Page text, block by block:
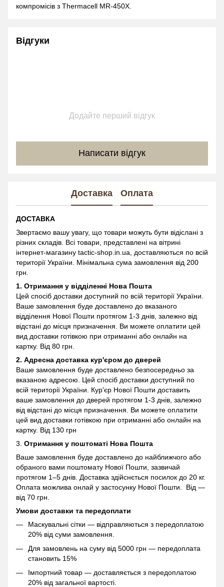
компромісів з Thermacell MR-450X.
Відгуки
Додайте перший відгук
Написати відгук
Доставка Оплата
ДОСТАВКА
Звертаємо вашу увагу, що товари можуть бути відіслані з
різних складів. Всі товари, представлені на вітрині
інтернет-магазину tactic-shop.in.ua, доставляються по всій
території України. Мінімальна сума замовлення від 200
грн.
1. Отримання у відділенні Нова Пошта
Цей спосіб доставки доступний по всій території України.
Ваше замовлення буде доставлено до вказаного
відділення Нової Пошти протягом 1-3 днів, залежно від
відстані до місця призначення. Ви можете оплатити цей
вид доставки готівкою при отриманні або онлайн на
картку. Від 80 грн.
2. Адресна доставка кур'єром до дверей
Ваше замовлення буде доставлено безпосередньо за
вказаною адресою. Цей спосіб доставки доступний по
всій території України. Кур'єр Нової Пошти доставить
ваше замовлення до дверей протягом 1-3 днів, залежно
від відстані до місця призначення. Ви можете оплатити
цей вид доставки готівкою при отриманні або онлайн на
картку. Від 130 грн
3. Отримання у поштоматі Нова Пошта
Ваше замовлення буде доставлено до найближчого або
обраного вами поштомату Нової Пошти, зазвичай
протягом 1–5 днів. Доставка здійснється посилок до 20 кг.
Оплата можлива онлай у застосунку Нової Пошти. Від —
від 70 грн.
Умови доставки та передоплати
Маскувальні сітки — відправляються з передоплатою
20% від суми замовлення.
Для замовлень на суму від 5000 грн — передоплата
становить 15%
Імпортний товар — доставляється з передоплатою
20% від загальної вартості.